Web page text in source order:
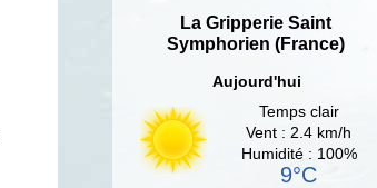
La Gripperie Saint
Symphorien (France)
Aujourd'hui
Temps clair
Vent : 2.4 km/h
Humidité : 100%
9°C